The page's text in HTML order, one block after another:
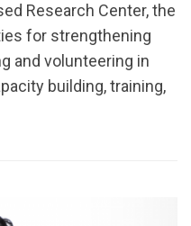
Research Center, the
for strengthening
and volunteering in
building, training,